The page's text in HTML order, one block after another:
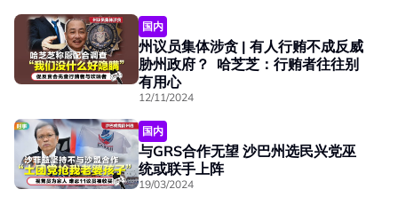
国内
州议员集体涉贪 | 有人行贿不成反威
胁州政府？ 哈芝芝：行贿者往往别
有用心
12/11/2024
国内
与GRS合作无望 沙巴州选民兴党巫
统或联手上阵
19/03/2024